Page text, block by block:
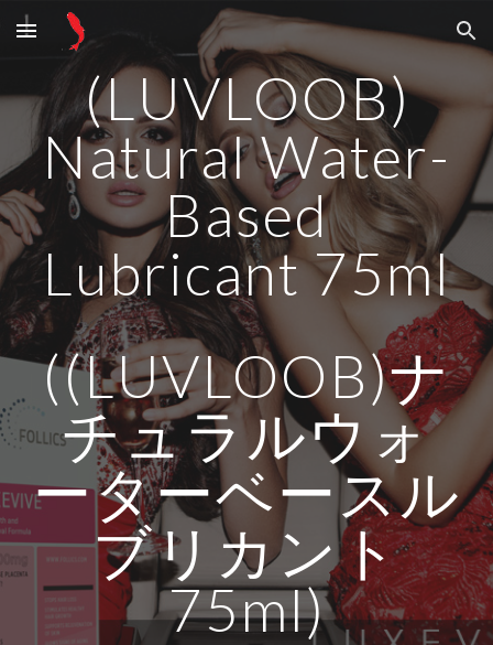
Skip to main content Skip to navigation
(LUVLOOB)
Natural Water-
Based
Lubricant 75ml
((LUVLOOB)ナ
チュラルウォ
ーターベースル
ブリカント
75ml)